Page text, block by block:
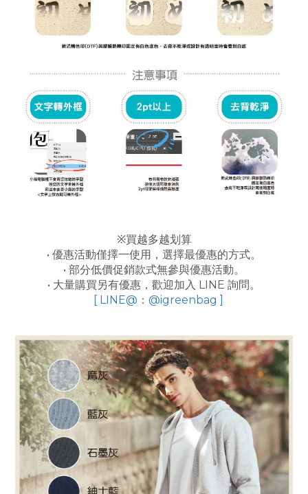
※買越多越划算
• 優惠活動僅擇一使用，選擇最優惠的方式。
• 部分低價促銷款式無參與優惠活動。
• 大量購買另有優惠，歡迎加入 LINE 詢問。
[ LINE@：@igreenbag ]